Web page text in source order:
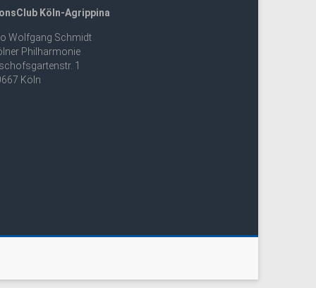
Köln-Agrippina
Wolfgang Schmidt
Philharmonie
1
Köln